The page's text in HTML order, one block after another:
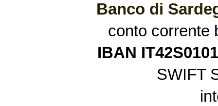
Banco di
conto corrente
IBAN
SWIFT